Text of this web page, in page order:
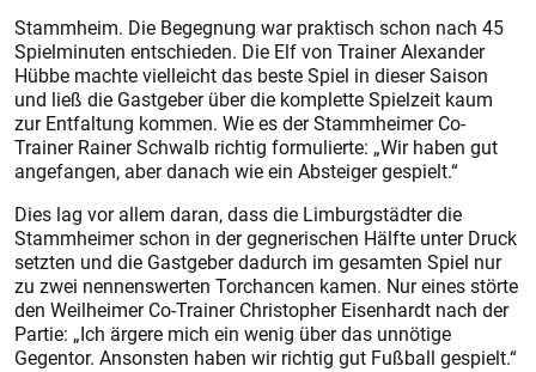
Stammheim. Die Begegnung war praktisch schon nach 45
Spielminuten entschieden. Die Elf von Trainer Alexander
Hübbe machte vielleicht das beste Spiel in dieser Saison
und ließ die Gastgeber über die komplette Spielzeit kaum
zur Entfaltung kommen. Wie es der Stammheimer Co-
Trainer Rainer Schwalb richtig formulierte: „Wir haben gut
angefangen, aber danach wie ein Absteiger gespielt.“
Dies lag vor allem daran, dass die Limburgstädter die
Stammheimer schon in der gegnerischen Hälfte unter Druck
setzten und die Gastgeber dadurch im gesamten Spiel nur
zu zwei nennenswerten Torchancen kamen. Nur eines störte
den Weilheimer Co-Trainer Christopher Eisenhardt nach der
Partie: „Ich ärgere mich ein wenig über das unnötige
Gegentor. Ansonsten haben wir richtig gut Fußball gespielt.“